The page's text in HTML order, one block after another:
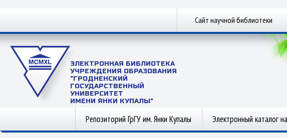
Сайт научной библиотеки
ЭЛЕКТРОННАЯ БИБЛИОТЕКА
УЧРЕЖДЕНИЯ ОБРАЗОВАНИЯ
"ГРОДНЕНСКИЙ
ГОСУДАРСТВЕННЫЙ
УНИВЕРСИТЕТ
ИМЕНИ ЯНКИ КУПАЛЫ"
Репозиторий ГрГУ им. Янки Купалы Электронный каталог